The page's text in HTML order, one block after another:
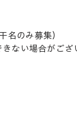
名のみ募集）
ない場合がござ